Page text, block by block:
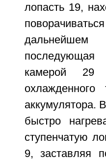
лопасть 19,
дальнейшем
последующая
камерой 29
аккумулятора.
быстро
ступенчатую
9, заставляя